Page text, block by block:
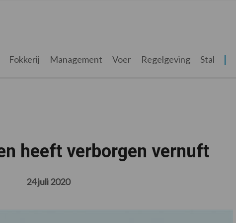
Fokkerij Management Voer Regelgeving Stal
heeft verborgen vernuft
24 juli 2020